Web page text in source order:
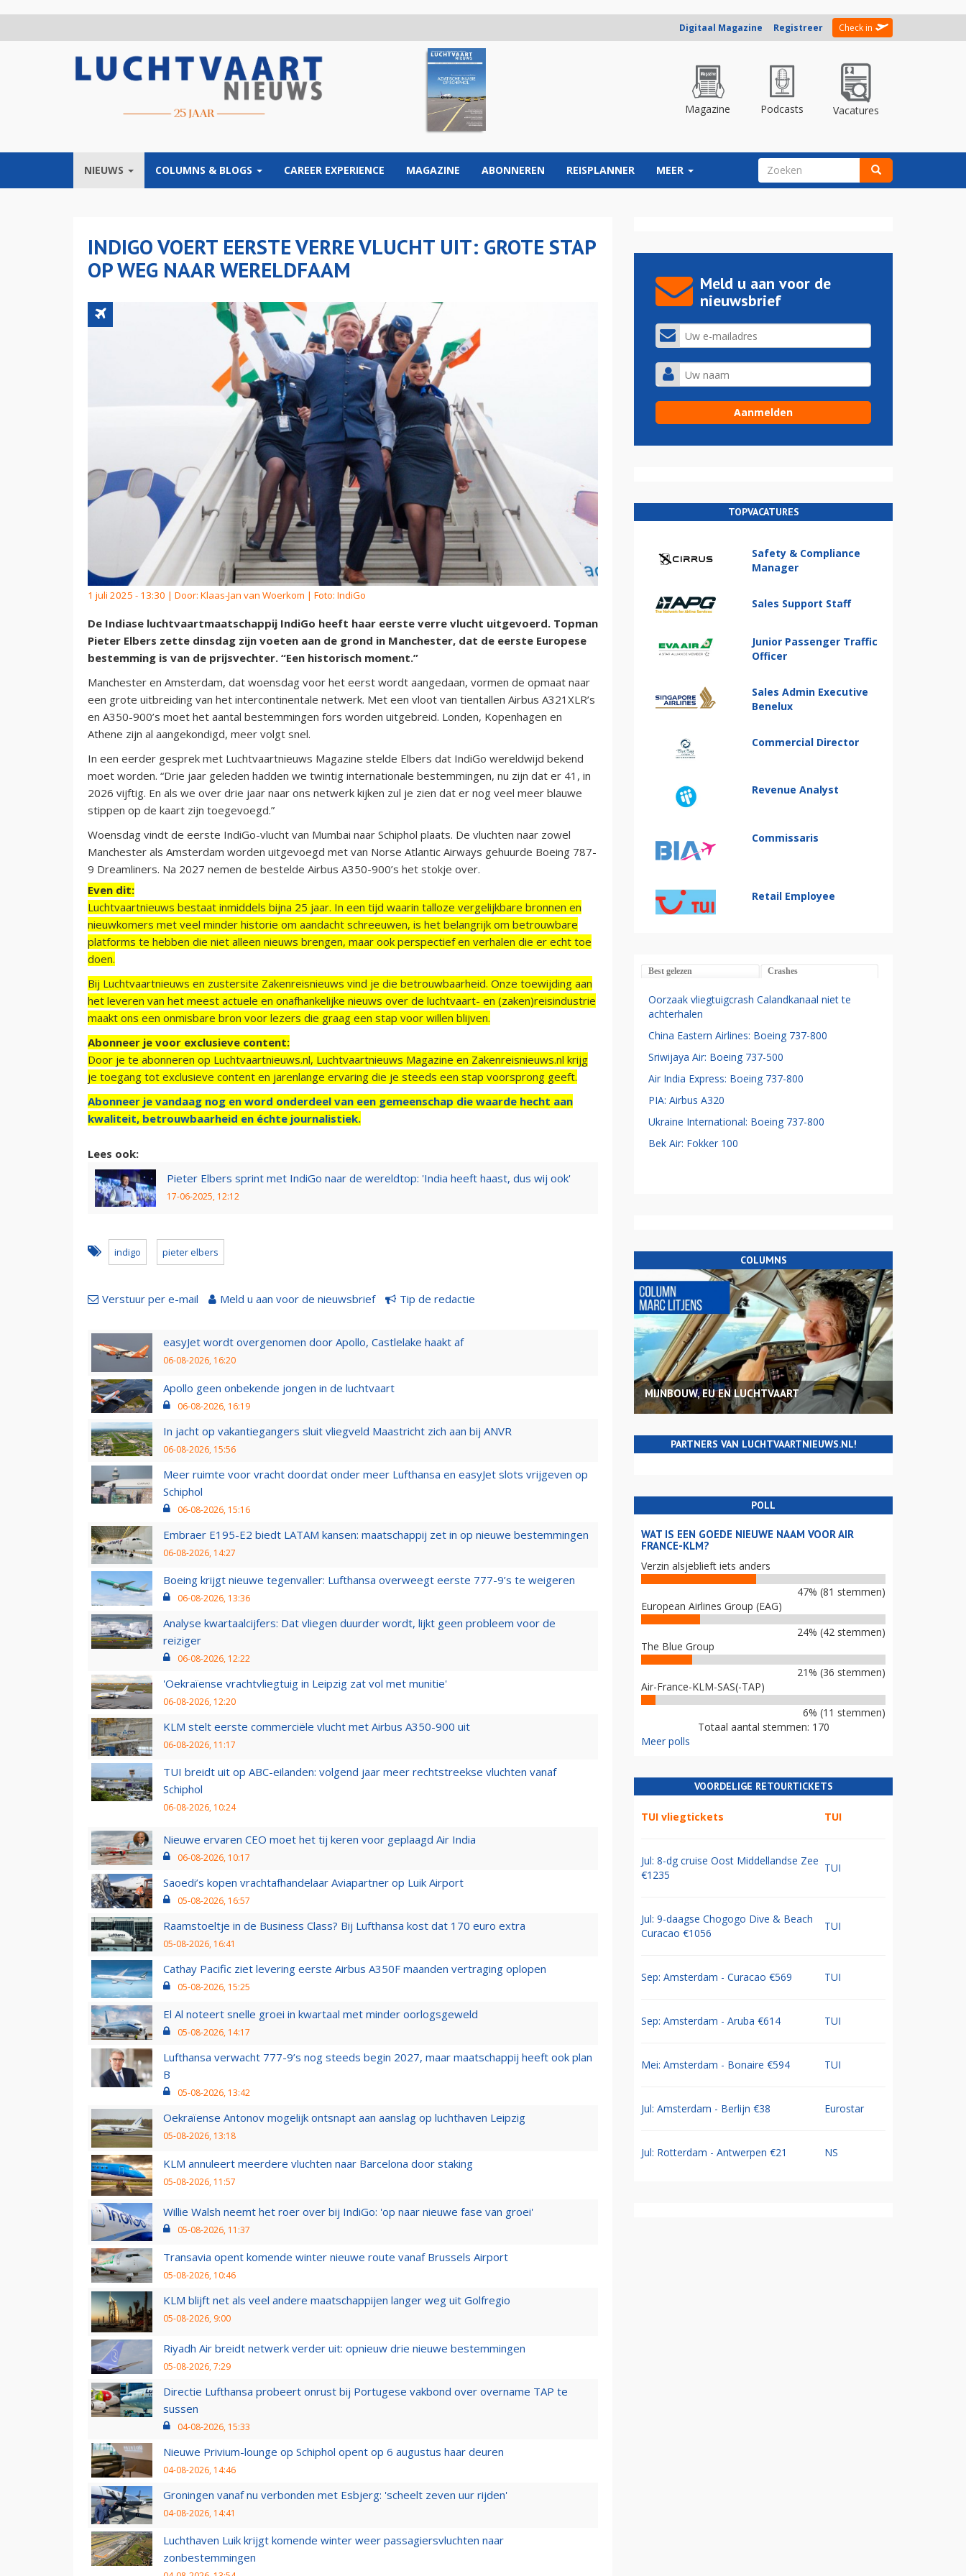
Digitaal Magazine Registreer Check in
Magazine Podcasts Vacatures
NIEUWS COLUMNS & BLOGS CAREER EXPERIENCE MAGAZINE ABONNEREN REISPLANNER MEER ZOEKVELD
INDIGO VOERT EERSTE VERRE VLUCHT UIT: GROTE STAP
OP WEG NAAR WERELDFAAM
1 juli 2025 - 13:30 | Door: Klaas-Jan van Woerkom | Foto: IndiGo
De Indiase luchtvaartmaatschappij IndiGo heeft haar eerste verre vlucht uitgevoerd. Topman
Pieter Elbers zette dinsdag zijn voeten aan de grond in Manchester, dat de eerste Europese
bestemming is van de prijsvechter. “Een historisch moment.”
Manchester en Amsterdam, dat woensdag voor het eerst wordt aangedaan, vormen de opmaat naar
een grote uitbreiding van het intercontinentale netwerk. Met een vloot van tientallen Airbus A321XLR’s
en A350-900’s moet het aantal bestemmingen fors worden uitgebreid. Londen, Kopenhagen en
Athene zijn al aangekondigd, meer volgt snel.
In een eerder gesprek met Luchtvaartnieuws Magazine stelde Elbers dat IndiGo wereldwijd bekend
moet worden. “Drie jaar geleden hadden we twintig internationale bestemmingen, nu zijn dat er 41, in
2026 vijftig. En als we over drie jaar naar ons netwerk kijken zul je zien dat er nog veel meer blauwe
stippen op de kaart zijn toegevoegd.”
Woensdag vindt de eerste IndiGo-vlucht van Mumbai naar Schiphol plaats. De vluchten naar zowel
Manchester als Amsterdam worden uitgevoegd met van Norse Atlantic Airways gehuurde Boeing 787-
9 Dreamliners. Na 2027 nemen de bestelde Airbus A350-900’s het stokje over.
Even dit:
Luchtvaartnieuws bestaat inmiddels bijna 25 jaar. In een tijd waarin talloze vergelijkbare bronnen en
nieuwkomers met veel minder historie om aandacht schreeuwen, is het belangrijk om betrouwbare
platforms te hebben die niet alleen nieuws brengen, maar ook perspectief en verhalen die er echt toe
doen.
Bij Luchtvaartnieuws en zustersite Zakenreisnieuws vind je die betrouwbaarheid. Onze toewijding aan
het leveren van het meest actuele en onafhankelijke nieuws over de luchtvaart- en (zaken)reisindustrie
maakt ons een onmisbare bron voor lezers die graag een stap voor willen blijven.
Abonneer je voor exclusieve content:
Door je te abonneren op Luchtvaartnieuws.nl, Luchtvaartnieuws Magazine en Zakenreisnieuws.nl krijg
je toegang tot exclusieve content en jarenlange ervaring die je steeds een stap voorsprong geeft.
Abonneer je vandaag nog en word onderdeel van een gemeenschap die waarde hecht aan
kwaliteit, betrouwbaarheid en échte journalistiek.
Lees ook:
Pieter Elbers sprint met IndiGo naar de wereldtop: 'India heeft haast, dus wij ook'
17-06-2025, 12:12
indigo pieter elbers
Verstuur per e-mail Meld u aan voor de nieuwsbrief Tip de redactie
easyJet wordt overgenomen door Apollo, Castlelake haakt af
06-08-2026, 16:20
Apollo geen onbekende jongen in de luchtvaart
06-08-2026, 16:19
In jacht op vakantiegangers sluit vliegveld Maastricht zich aan bij ANVR
06-08-2026, 15:56
Meer ruimte voor vracht doordat onder meer Lufthansa en easyJet slots vrijgeven op
Schiphol
06-08-2026, 15:16
Embraer E195-E2 biedt LATAM kansen: maatschappij zet in op nieuwe bestemmingen
06-08-2026, 14:27
Boeing krijgt nieuwe tegenvaller: Lufthansa overweegt eerste 777-9’s te weigeren
06-08-2026, 13:36
Analyse kwartaalcijfers: Dat vliegen duurder wordt, lijkt geen probleem voor de
reiziger
06-08-2026, 12:22
'Oekraïense vrachtvliegtuig in Leipzig zat vol met munitie'
06-08-2026, 12:20
KLM stelt eerste commerciële vlucht met Airbus A350-900 uit
06-08-2026, 11:17
TUI breidt uit op ABC-eilanden: volgend jaar meer rechtstreekse vluchten vanaf
Schiphol
06-08-2026, 10:24
Nieuwe ervaren CEO moet het tij keren voor geplaagd Air India
06-08-2026, 10:17
Saoedi’s kopen vrachtafhandelaar Aviapartner op Luik Airport
05-08-2026, 16:57
Raamstoeltje in de Business Class? Bij Lufthansa kost dat 170 euro extra
05-08-2026, 16:41
Cathay Pacific ziet levering eerste Airbus A350F maanden vertraging oplopen
05-08-2026, 15:25
El Al noteert snelle groei in kwartaal met minder oorlogsgeweld
05-08-2026, 14:17
Lufthansa verwacht 777-9’s nog steeds begin 2027, maar maatschappij heeft ook plan
B
05-08-2026, 13:42
Oekraïense Antonov mogelijk ontsnapt aan aanslag op luchthaven Leipzig
05-08-2026, 13:18
KLM annuleert meerdere vluchten naar Barcelona door staking
05-08-2026, 11:57
Willie Walsh neemt het roer over bij IndiGo: 'op naar nieuwe fase van groei'
05-08-2026, 11:37
Transavia opent komende winter nieuwe route vanaf Brussels Airport
05-08-2026, 10:46
KLM blijft net als veel andere maatschappijen langer weg uit Golfregio
05-08-2026, 9:00
Riyadh Air breidt netwerk verder uit: opnieuw drie nieuwe bestemmingen
05-08-2026, 7:29
Directie Lufthansa probeert onrust bij Portugese vakbond over overname TAP te
sussen
04-08-2026, 15:33
Nieuwe Privium-lounge op Schiphol opent op 6 augustus haar deuren
04-08-2026, 14:46
Groningen vanaf nu verbonden met Esbjerg: 'scheelt zeven uur rijden'
04-08-2026, 14:41
Luchthaven Luik krijgt komende winter weer passagiersvluchten naar
zonbestemmingen
Meld u aan voor de
nieuwsbrief
TOPVACATURES
Safety & Compliance
Manager
Sales Support Staff
Junior Passenger Traffic
Officer
Sales Admin Executive
Benelux
Commercial Director
Revenue Analyst
Commissaris
Retail Employee
Best gelezen Crashes
Oorzaak vliegtuigcrash Calandkanaal niet te
achterhalen
China Eastern Airlines: Boeing 737-800
Sriwijaya Air: Boeing 737-500
Air India Express: Boeing 737-800
PIA: Airbus A320
Ukraine International: Boeing 737-800
Bek Air: Fokker 100
COLUMNS
MIJNBOUW, EU EN LUCHTVAART
PARTNERS VAN LUCHTVAARTNIEUWS.NL!
POLL
WAT IS EEN GOEDE NIEUWE NAAM VOOR AIR
FRANCE-KLM?
Verzin alsjeblieft iets anders
47% (81 stemmen)
European Airlines Group (EAG)
24% (42 stemmen)
The Blue Group
21% (36 stemmen)
Air-France-KLM-SAS(-TAP)
6% (11 stemmen)
Totaal aantal stemmen: 170
Meer polls
VOORDELIGE RETOURTICKETS
TUI vliegtickets TUI
Jul: 8-dg cruise Oost Middellandse Zee
€1235
TUI
Jul: 9-daagse Chogogo Dive & Beach
Curacao €1056
TUI
Sep: Amsterdam - Curacao €569 TUI
Sep: Amsterdam - Aruba €614 TUI
Mei: Amsterdam - Bonaire €594 TUI
Jul: Amsterdam - Berlijn €38 Eurostar
Jul: Rotterdam - Antwerpen €21 NS